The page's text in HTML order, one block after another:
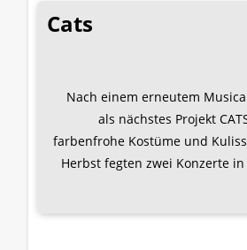
Cats
Nach einem erneutem
als nächstes Projekt
farbenfrohe Kostüme und
Herbst fegten zwei Konzerte